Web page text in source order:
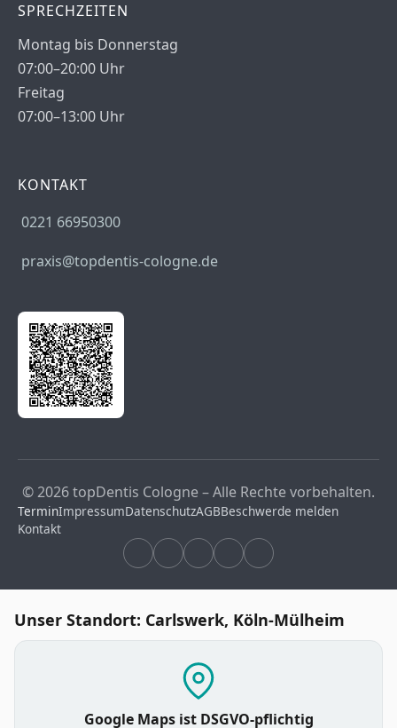
SPRECHZEITEN
Montag bis Donnerstag
07:00–20:00 Uhr
Freitag
07:00–13:00 Uhr
KONTAKT
0221 66950300
praxis@topdentis-cologne.de
© 2026 topDentis Cologne – Alle Rechte vorbehalten.
TerminImpressumDatenschutzAGBBeschwerde melden
Kontakt
Unser Standort: Carlswerk, Köln-Mülheim
Google Maps ist DSGVO-pflichtig